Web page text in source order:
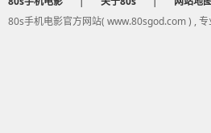
80s手机电影官方网站( www.80sgod.com ) ,